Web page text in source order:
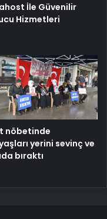
İle Güvenilir
Hizmetleri
nöbetinde
yerini sevinç ve
bıraktı